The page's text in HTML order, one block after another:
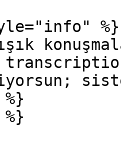
%}